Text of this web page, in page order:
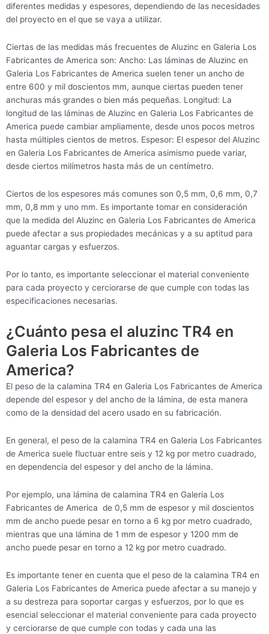
diferentes medidas y espesores, dependiendo de las necesidades
del proyecto en el que se vaya a utilizar.
Ciertas de las medidas más frecuentes de Aluzinc en Galeria Los
Fabricantes de America son: Ancho: Las láminas de Aluzinc en
Galeria Los Fabricantes de America suelen tener un ancho de
entre 600 y mil doscientos mm, aunque ciertas pueden tener
anchuras más grandes o bien más pequeñas. Longitud: La
longitud de las láminas de Aluzinc en Galeria Los Fabricantes de
America puede cambiar ampliamente, desde unos pocos metros
hasta múltiples cientos de metros. Espesor: El espesor del Aluzinc
en Galeria Los Fabricantes de America asimismo puede variar,
desde ciertos milímetros hasta más de un centímetro.
Ciertos de los espesores más comunes son 0,5 mm, 0,6 mm, 0,7
mm, 0,8 mm y uno mm. Es importante tomar en consideración
que la medida del Aluzinc en Galeria Los Fabricantes de America
puede afectar a sus propiedades mecánicas y a su aptitud para
aguantar cargas y esfuerzos.
Por lo tanto, es importante seleccionar el material conveniente
para cada proyecto y cerciorarse de que cumple con todas las
especificaciones necesarias.
¿Cuánto pesa el aluzinc TR4 en
Galeria Los Fabricantes de
America?
El peso de la calamina TR4 en Galeria Los Fabricantes de America
depende del espesor y del ancho de la lámina, de esta manera
como de la densidad del acero usado en su fabricación.
En general, el peso de la calamina TR4 en Galeria Los Fabricantes
de America suele fluctuar entre seis y 12 kg por metro cuadrado,
en dependencia del espesor y del ancho de la lámina.
Por ejemplo, una lámina de calamina TR4 en Galeria Los
Fabricantes de America de 0,5 mm de espesor y mil doscientos
mm de ancho puede pesar en torno a 6 kg por metro cuadrado,
mientras que una lámina de 1 mm de espesor y 1200 mm de
ancho puede pesar en torno a 12 kg por metro cuadrado.
Es importante tener en cuenta que el peso de la calamina TR4 en
Galeria Los Fabricantes de America puede afectar a su manejo y
a su destreza para soportar cargas y esfuerzos, por lo que es
esencial seleccionar el material conveniente para cada proyecto
y cerciorarse de que cumple con todas y cada una las